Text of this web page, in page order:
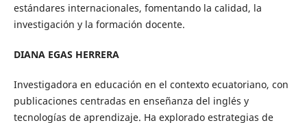
estándares internacionales, fomentando la calidad, la
investigación y la formación docente.
DIANA EGAS HERRERA
Investigadora en educación en el contexto ecuatoriano, con
publicaciones centradas en enseñanza del inglés y
tecnologías de aprendizaje. Ha explorado estrategias de